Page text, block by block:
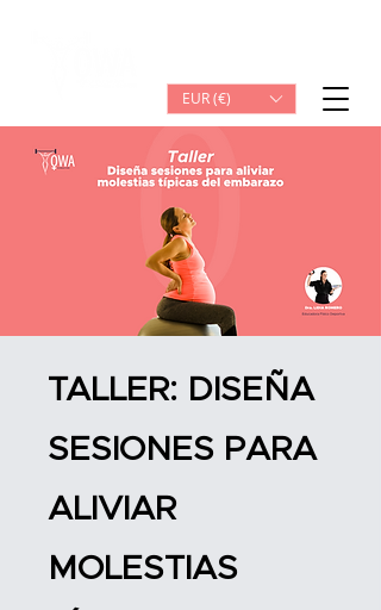
EUR (€)
TALLER: DISEÑA
SESIONES PARA
ALIVIAR
MOLESTIAS